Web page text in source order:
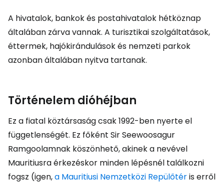
A hivatalok, bankok és postahivatalok hétköznap
általában zárva vannak. A turisztikai szolgáltatások,
éttermek, hajókirándulások és nemzeti parkok
azonban általában nyitva tartanak.
Történelem dióhéjban
Ez a fiatal köztársaság csak 1992-ben nyerte el
függetlenségét. Ez főként Sir Seewoosagur
Ramgoolamnak köszönhető, akinek a nevével
Mauritiusra érkezéskor minden lépésnél találkozni
fogsz (igen,a Mauritiusi Nemzetközi Repülőtéris erről